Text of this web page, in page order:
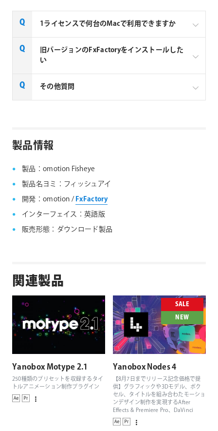
1ライセンスで何台のMacで利用できますか
Noise Industries社製品、FxFactory プラグインファミ
リー製品は、1ライセンスにつき1台のMacでのみ使用
旧バージョンのFxFactoryをインストールした
い
FxFactory 旧バージョンインストーラーページよりご
FxFactory 旧バージョンインストーラー
その他質問
製品情報
製品：omotion Fisheye
製品名ヨミ：フィッシュアイ
開発：omotion /FxFactory
インターフェイス：英語版
販売形態：ダウンロード製品
関連製品
Yanobox Motype 2.1
250種類のプリセットを収録するタイ
トルアニメーション制作プラグイン
SALE
NEW
Yanobox Nodes 4
【8月7日までリリース記念価格で提
供】グラフィックや3Dモデル、ボク
セル、タイトルを組み合わたモーショ
ンデザイン制作を実現するAfter
Effects & Premiere Pro、DaVinci
Resolve、Final Cut Pro対応の3Dパー
ティクルジェネレーター